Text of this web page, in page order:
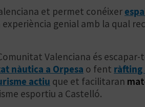
et permet conéixer
experiència genial amb la qual
Valenciana és
nàutica a Orpesa o fent ràfting
actiu que et facilitaran
esportiu a Castelló.